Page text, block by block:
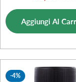
di
Aggiungi Al
-4%